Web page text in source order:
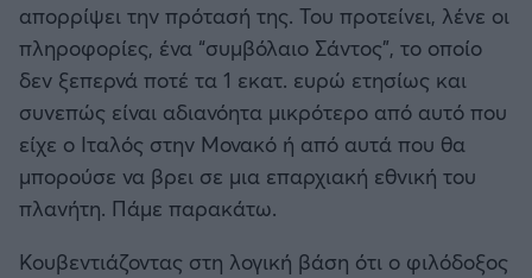
απορρίψει την πρότασή της. Του προτείνει, λένε οι
πληροφορίες, ένα “συμβόλαιο Σάντος”, το οποίο
δεν ξεπερνά ποτέ τα 1 εκατ. ευρώ ετησίως και
συνεπώς είναι αδιανόητα μικρότερο από αυτό που
είχε ο Ιταλός στην Μονακό ή από αυτά που θα
μπορούσε να βρει σε μια επαρχιακή εθνική του
πλανήτη. Πάμε παρακάτω.
Κουβεντιάζοντας στη λογική βάση ότι ο φιλόδοξος